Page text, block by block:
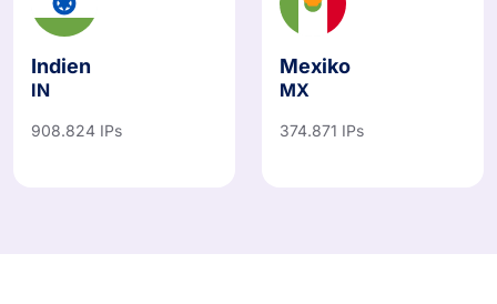
Indien
IN
908.824 IPs
Mexiko
MX
374.871 IPs